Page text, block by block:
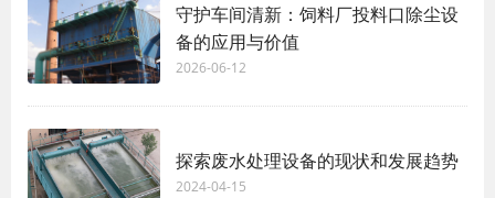
守护车间清新：饲料厂投料口除尘设
备的应用与价值
2026-06-12
探索废水处理设备的现状和发展趋势
2024-04-15